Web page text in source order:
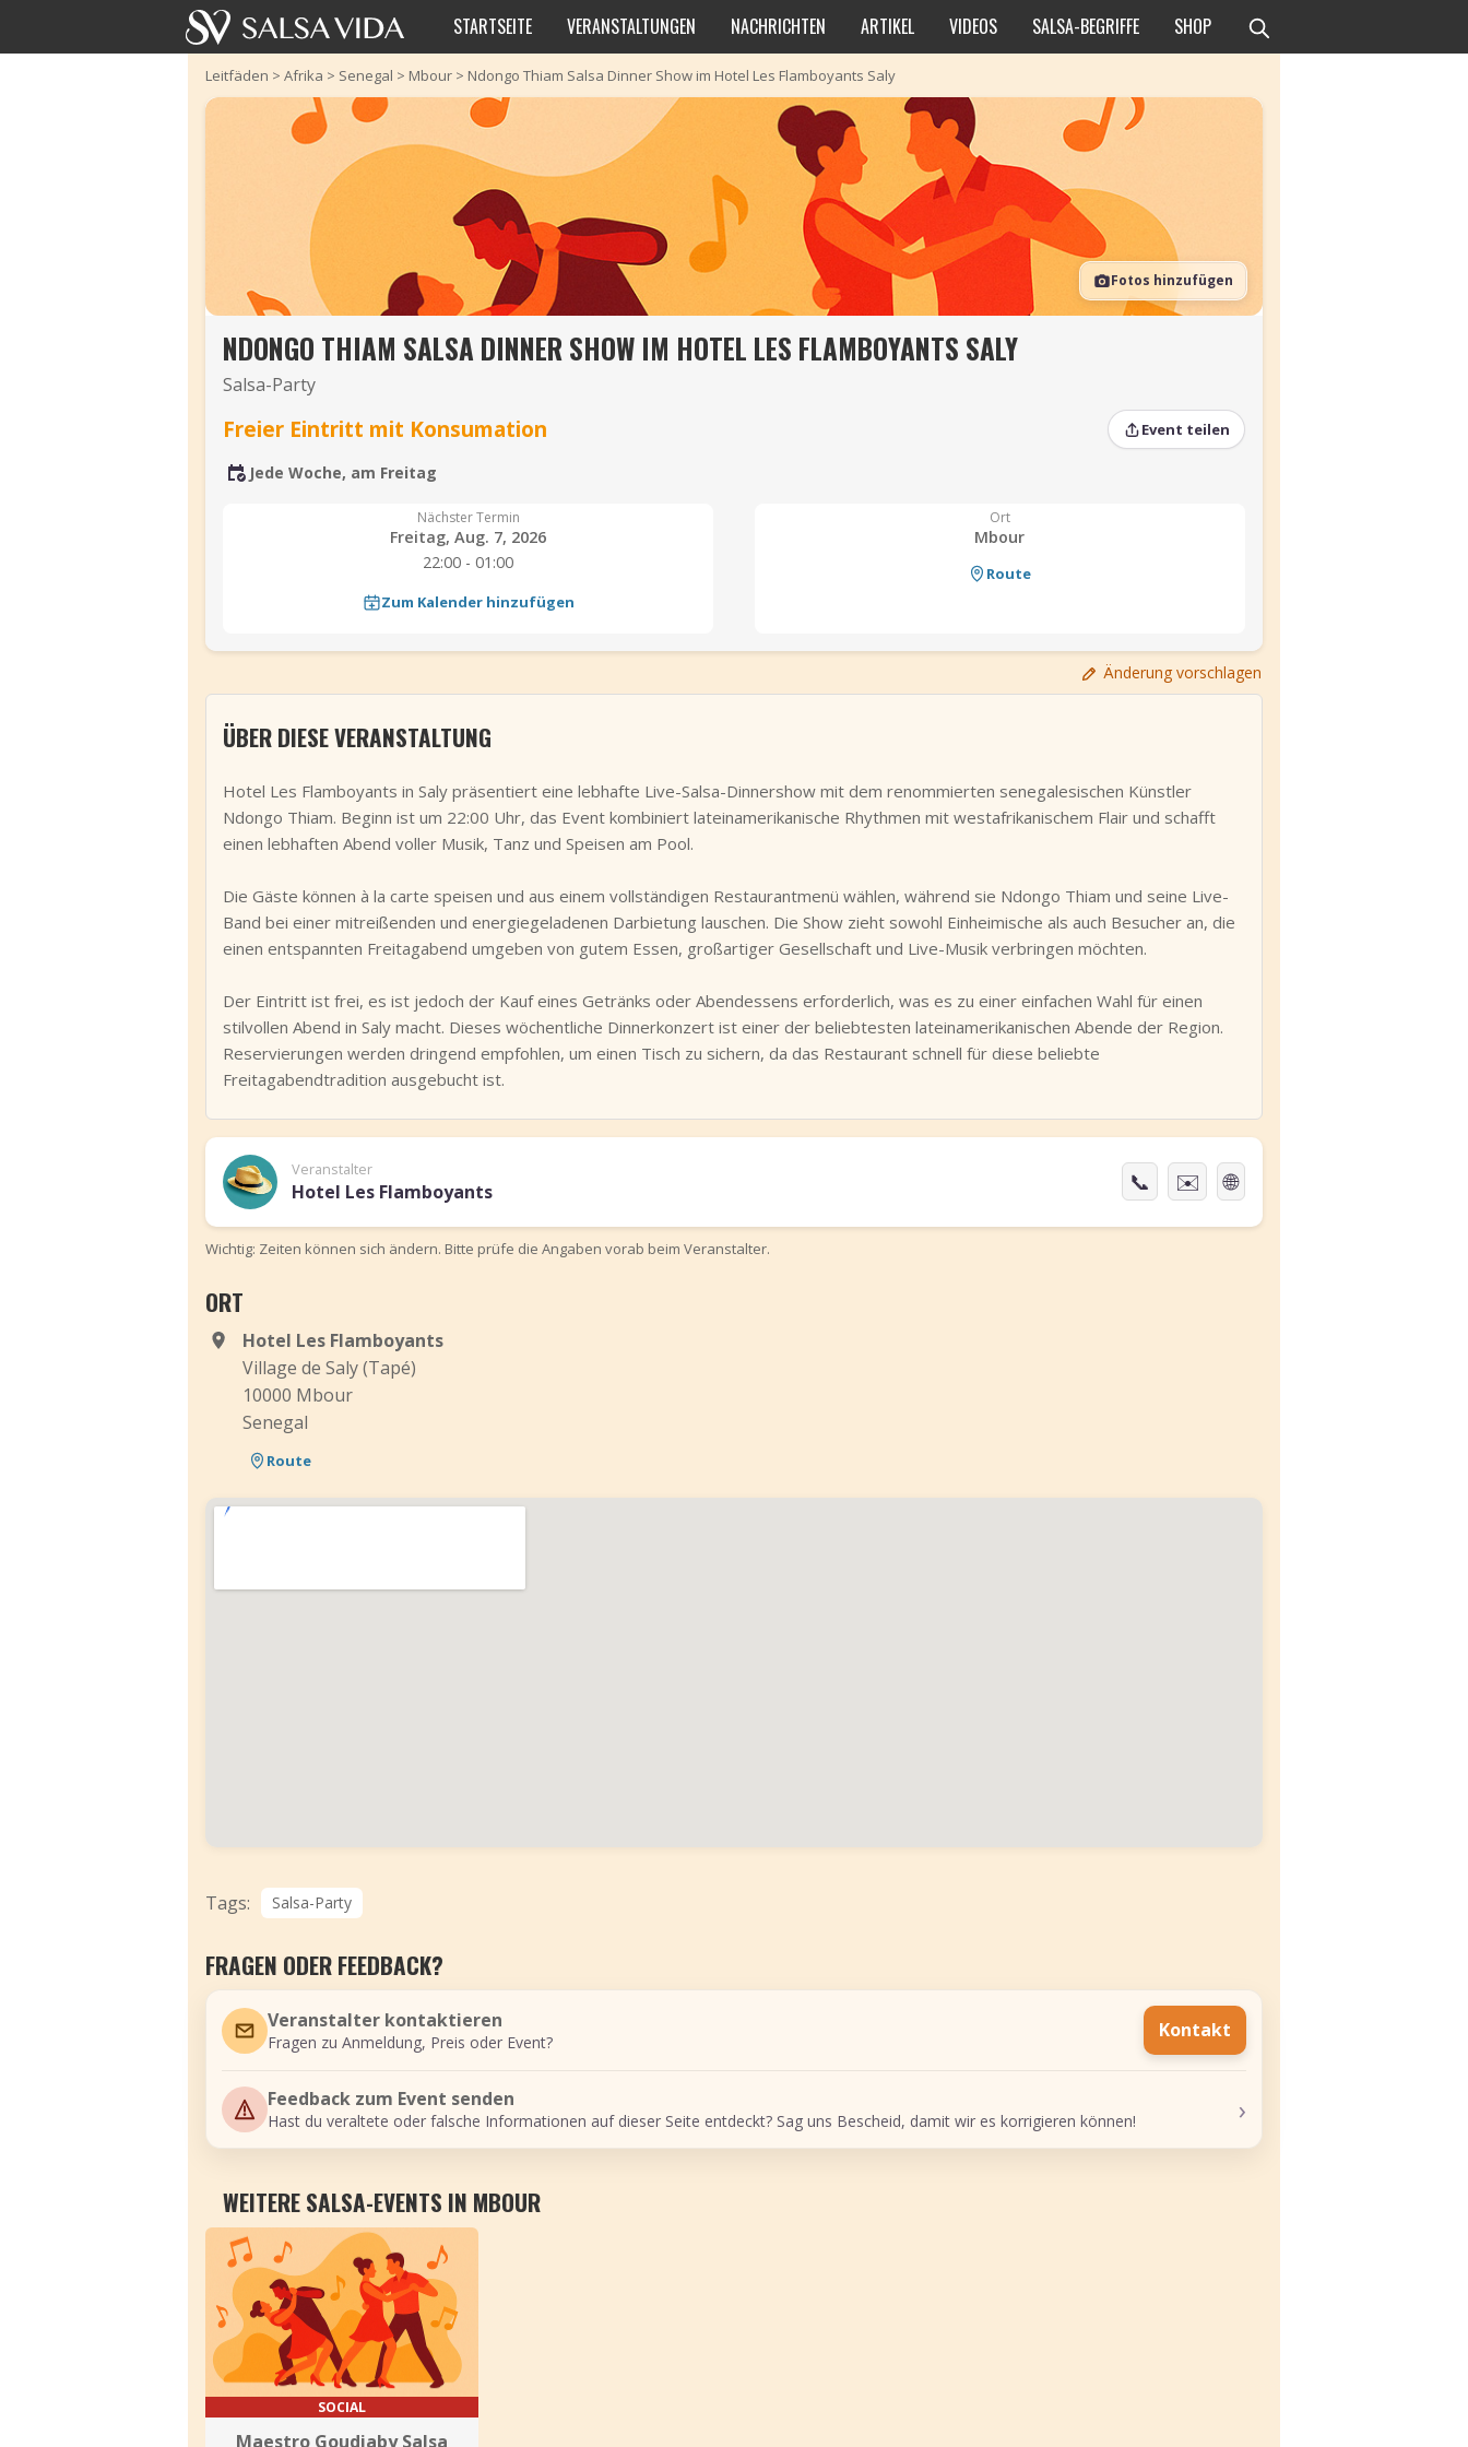
STARTSEITE VERANSTALTUNGEN NACHRICHTEN ARTIKEL VIDEOS SALSA-BEGRIFFE SHOP
Leitfäden > Afrika > Senegal > Mbour > Ndongo Thiam Salsa Dinner Show im Hotel Les Flamboyants Saly
Fotos hinzufügen
NDONGO THIAM SALSA DINNER SHOW IM HOTEL LES FLAMBOYANTS SALY
Salsa-Party
Freier Eintritt mit Konsumation Event teilen
Jede Woche, am Freitag
Nächster Termin
Freitag, Aug. 7, 2026
22:00 - 01:00
Zum Kalender hinzufügen
Ort
Mbour
Route
Änderung vorschlagen
ÜBER DIESE VERANSTALTUNG
Hotel Les Flamboyants in Saly präsentiert eine lebhafte Live-Salsa-Dinnershow mit dem renommierten senegalesischen Künstler
Ndongo Thiam. Beginn ist um 22:00 Uhr, das Event kombiniert lateinamerikanische Rhythmen mit westafrikanischem Flair und schafft
einen lebhaften Abend voller Musik, Tanz und Speisen am Pool.
Die Gäste können à la carte speisen und aus einem vollständigen Restaurantmenü wählen, während sie Ndongo Thiam und seine Live-
Band bei einer mitreißenden und energiegeladenen Darbietung lauschen. Die Show zieht sowohl Einheimische als auch Besucher an, die
einen entspannten Freitagabend umgeben von gutem Essen, großartiger Gesellschaft und Live-Musik verbringen möchten.
Der Eintritt ist frei, es ist jedoch der Kauf eines Getränks oder Abendessens erforderlich, was es zu einer einfachen Wahl für einen
stilvollen Abend in Saly macht. Dieses wöchentliche Dinnerkonzert ist einer der beliebtesten lateinamerikanischen Abende der Region.
Reservierungen werden dringend empfohlen, um einen Tisch zu sichern, da das Restaurant schnell für diese beliebte
Freitagabendtradition ausgebucht ist.
Veranstalter
Hotel Les Flamboyants 📞 ✉️ 🌐
Wichtig: Zeiten können sich ändern. Bitte prüfe die Angaben vorab beim Veranstalter.
ORT
Hotel Les Flamboyants
Village de Saly (Tapé)
10000 Mbour
Senegal
Route
Tags: Salsa-Party
FRAGEN ODER FEEDBACK?
Veranstalter kontaktieren
Fragen zu Anmeldung, Preis oder Event? Kontakt
Feedback zum Event senden
Hast du veraltete oder falsche Informationen auf dieser Seite entdeckt? Sag uns Bescheid, damit wir es korrigieren können! ›
WEITERE SALSA-EVENTS IN MBOUR
SOCIAL
Maestro Goudiaby Salsa